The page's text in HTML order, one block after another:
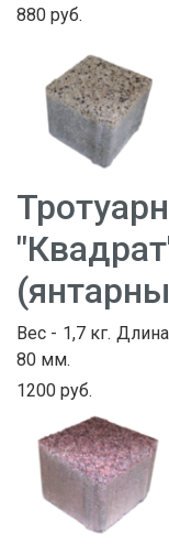
880 руб.
Вес - 1,7 кг.
80 мм.
1200 руб.